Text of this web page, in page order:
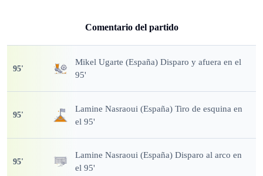
Comentario del partido
95'
Mikel Ugarte (España) Disparo y afuera en el
95'
95'
Lamine Nasraoui (España) Tiro de esquina en
el 95'
95'
Lamine Nasraoui (España) Disparo al arco en
el 95'